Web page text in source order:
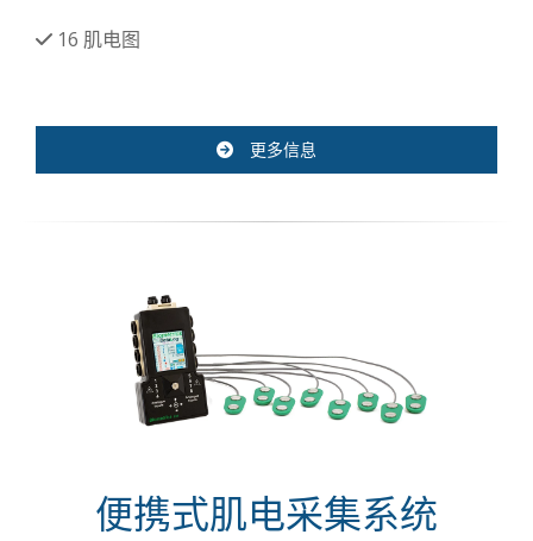
16 肌电图
更多信息
便携式肌电采集系统